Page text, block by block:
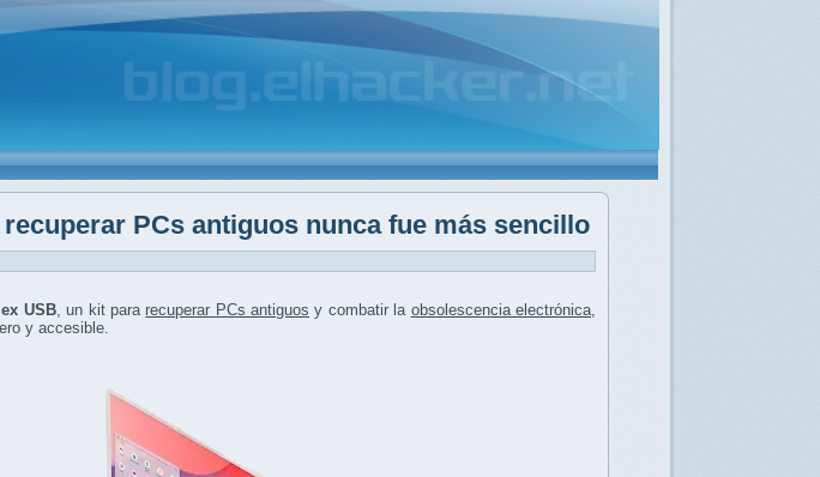
PCs antiguos nunca fue más sencillo
USB, un kit para recuperar PCs antiguos y combatir la obsolescencia electrónica
y accesible.